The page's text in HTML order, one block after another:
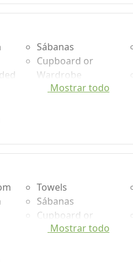
Rufeno
Vignoni - Terme dei
Sábanas
Cupboard or
Wardrobe
Sofa
Fridge
Mostrar todo
Towels
Sábanas
Cupboard or
Wardrobe
Mostrar todo